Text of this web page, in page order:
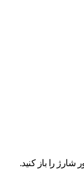
شارژ را باز کنید.